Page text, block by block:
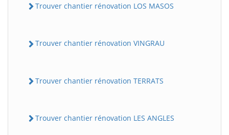
Trouver chantier rénovation LOS MASOS
Trouver chantier rénovation VINGRAU
Trouver chantier rénovation TERRATS
Trouver chantier rénovation LES ANGLES